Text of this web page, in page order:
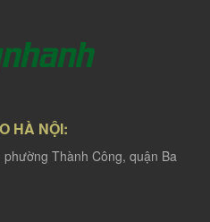
HÀ NỘI:
Thành Công, quận Ba